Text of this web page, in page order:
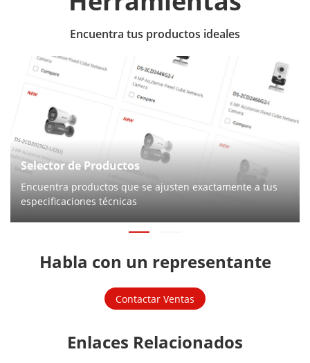
Encuentra tus productos ideales
Selector de Productos
Encuentra productos que se ajusten exactamente a tus
especificaciones técnicas
Habla con un representante
Contactar Ventas
Enlaces Relacionados